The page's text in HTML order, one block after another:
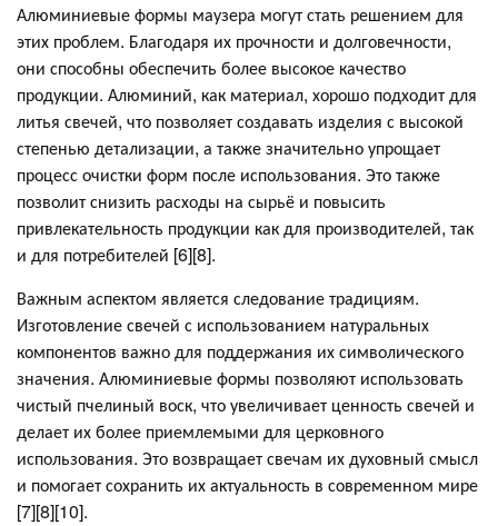
Алюминиевые формы маузера могут стать решением для
этих проблем. Благодаря их прочности и долговечности,
они способны обеспечить более высокое качество
продукции. Алюминий, как материал, хорошо подходит для
литья свечей, что позволяет создавать изделия с высокой
степенью детализации, а также значительно упрощает
процесс очистки форм после использования. Это также
позволит снизить расходы на сырьё и повысить
привлекательность продукции как для производителей, так
и для потребителей [6][8].
Важным аспектом является следование традициям.
Изготовление свечей с использованием натуральных
компонентов важно для поддержания их символического
значения. Алюминиевые формы позволяют использовать
чистый пчелиный воск, что увеличивает ценность свечей и
делает их более приемлемыми для церковного
использования. Это возвращает свечам их духовный смысл
и помогает сохранить их актуальность в современном мире
[7][8][10].